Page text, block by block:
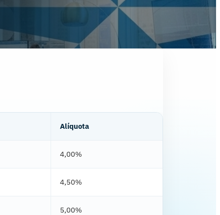
Alíquota
4,00%
4,50%
5,00%